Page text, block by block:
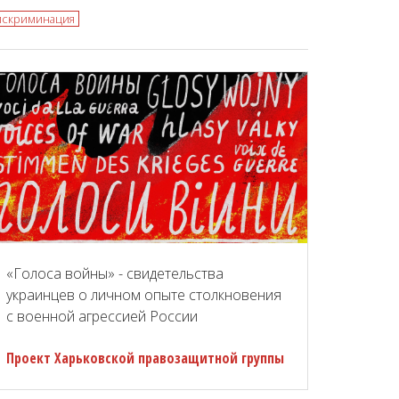
«Голоса войны» - свидетельства
украинцев о личном опыте столкновения
с военной агрессией России
Проект Харьковской правозащитной группы